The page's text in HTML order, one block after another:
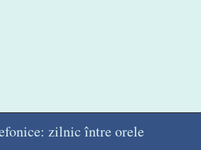
zilnic între orele